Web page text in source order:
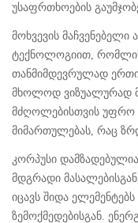
უსაფრთხოების
მოხვევის მაჩვენებელი
ტექნოლოგიით,
თანმიმდევრულად
მხოლოდ ვიზუალურად
მძღოლებისთვის უფრო
მიმართულებას, რაც
კორპუსი
მდგრადი
იცავს შიდა
ზემოქმედებისგან.